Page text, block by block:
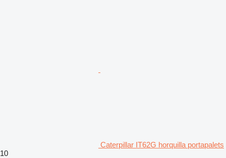
Caterpillar IT62G horquilla portapalets
10